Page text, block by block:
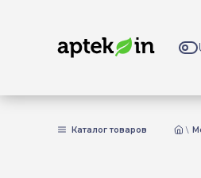
Каталог товаров